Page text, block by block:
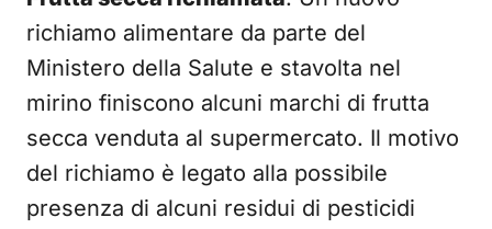
richiamo alimentare da parte del
Ministero della Salute e stavolta nel
mirino finiscono alcuni marchi di frutta
secca venduta al supermercato. Il motivo
del richiamo è legato alla possibile
presenza di alcuni residui di pesticidi